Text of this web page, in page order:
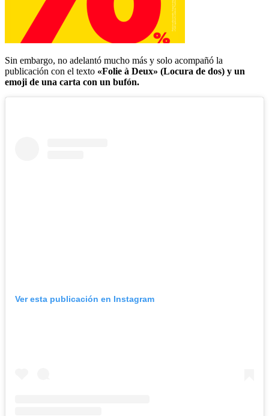
Sin embargo, no adelantó mucho más y solo acompañó la
publicación con el texto «Folie à Deux» (Locura de dos) y un
emoji de una carta con un bufón.
Ver esta publicación en Instagram